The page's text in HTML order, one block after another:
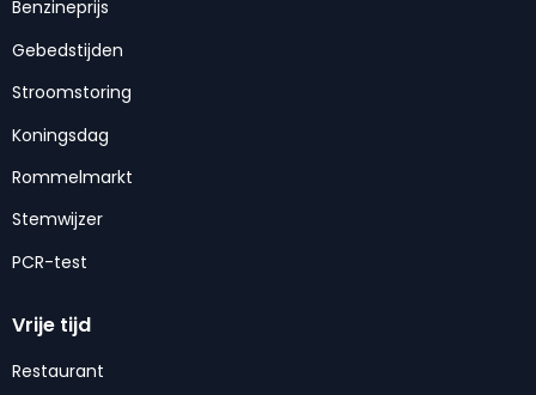
Benzineprijs
Gebedstijden
Stroomstoring
Koningsdag
Rommelmarkt
Stemwijzer
PCR-test
Vrije tijd
Restaurant